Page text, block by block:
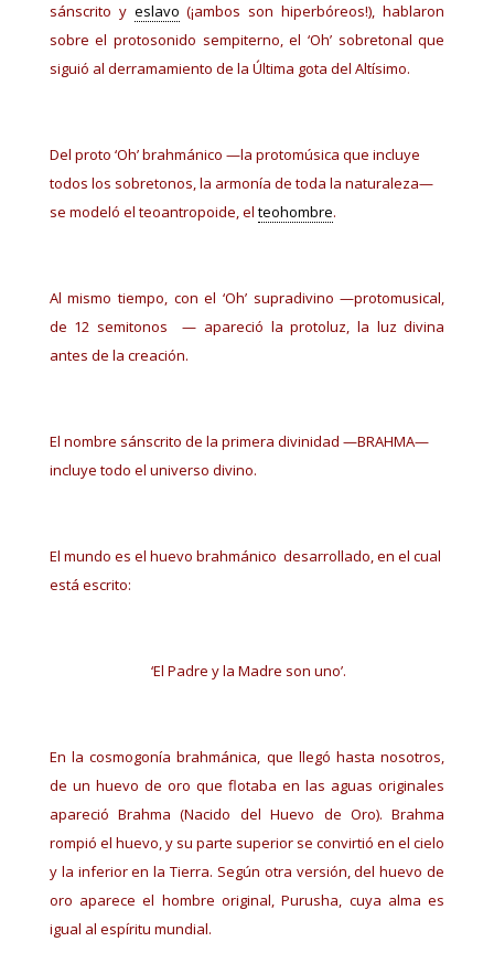
sánscrito y eslavo (¡ambos son hiperbóreos!), hablaron
sobre el protosonido sempiterno, el ‘Oh’ sobretonal que
siguió al derramamiento de la Última gota del Altísimo.
Del proto ‘Oh’ brahmánico —la protomúsica que incluye
todos los sobretonos, la armonía de toda la naturaleza—
se modeló el teoantropoide, el teohombre.
Al mismo tiempo, con el ‘Oh’ supradivino —protomusical,
de 12 semitonos — apareció la protoluz, la luz divina
antes de la creación.
El nombre sánscrito de la primera divinidad —BRAHMA—
incluye todo el universo divino.
El mundo es el huevo brahmánico desarrollado, en el cual
está escrito:
‘El Padre y la Madre son uno’.
En la cosmogonía brahmánica, que llegó hasta nosotros,
de un huevo de oro que flotaba en las aguas originales
apareció Brahma (Nacido del Huevo de Oro). Brahma
rompió el huevo, y su parte superior se convirtió en el cielo
y la inferior en la Tierra. Según otra versión, del huevo de
oro aparece el hombre original, Purusha, cuya alma es
igual al espíritu mundial.